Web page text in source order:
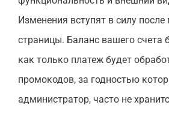
Изменения вступят в силу после
страницы. Баланс вашего счета
как только платеж будет
промокодов, за годностью
администратор, часто не